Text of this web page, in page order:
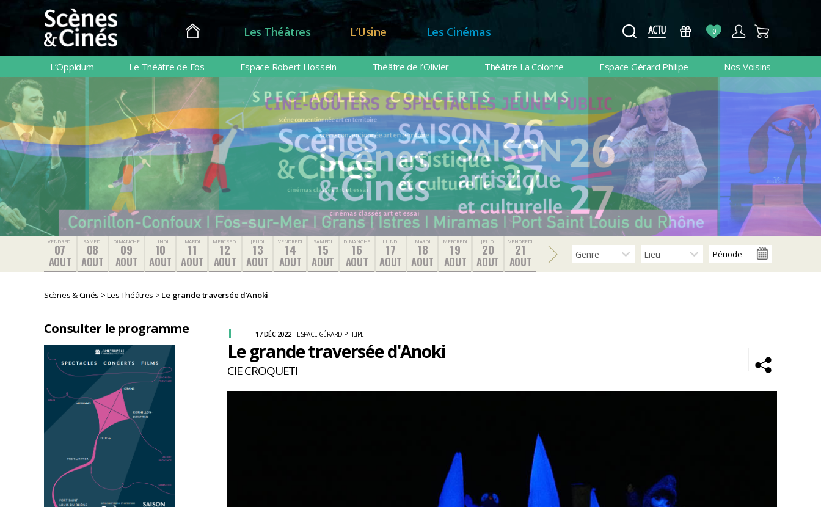
Scènes
&
Cinés
Les Théâtres L’Usine Les Cinémas 0
L’Oppidum Le Théâtre de Fos Espace Robert Hossein Théâtre de l’Olivier Théâtre La Colonne Espace Gérard Philipe Nos Voisins
VENDREDI
07
AOUT
SAMEDI
08
AOUT
DIMANCHE
09
AOUT
LUNDI
10
AOUT
MARDI
11
AOUT
MERCREDI
12
AOUT
JEUDI
13
AOUT
VENDREDI
14
AOUT
SAMEDI
15
AOUT
DIMANCHE
16
AOUT
LUNDI
17
AOUT
MARDI
18
AOUT
MERCREDI
19
AOUT
JEUDI
20
AOUT
VENDREDI
21
AOUT
Scènes & Cinés >Les Théâtres > Le grande traversée d’Anoki
Consulter le programme
Le grande traversée d'Anoki
17 DÉC 2022 ESPACE GÉRARD PHILIPE
CIE CROQUETI